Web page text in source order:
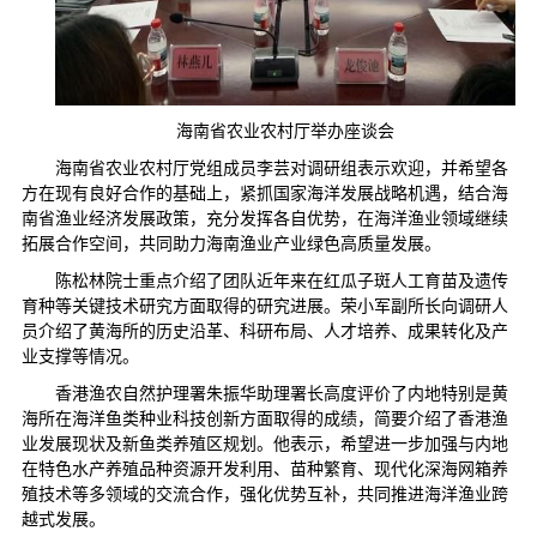
海南省农业农村厅举办座谈会
海南省农业农村厅党组成员李芸对调研组表示欢迎，并希望各
方在现有良好合作的基础上，紧抓国家海洋发展战略机遇，结合海
南省渔业经济发展政策，充分发挥各自优势，在海洋渔业领域继续
拓展合作空间，共同助力海南渔业产业绿色高质量发展。
陈松林院士重点介绍了团队近年来在红瓜子斑人工育苗及遗传
育种等关键技术研究方面取得的研究进展。荣小军副所长向调研人
员介绍了黄海所的历史沿革、科研布局、人才培养、成果转化及产
业支撑等情况。
香港渔农自然护理署朱振华助理署长高度评价了内地特别是黄
海所在海洋鱼类种业科技创新方面取得的成绩，简要介绍了香港渔
业发展现状及新鱼类养殖区规划。他表示，希望进一步加强与内地
在特色水产养殖品种资源开发利用、苗种繁育、现代化深海网箱养
殖技术等多领域的交流合作，强化优势互补，共同推进海洋渔业跨
越式发展。